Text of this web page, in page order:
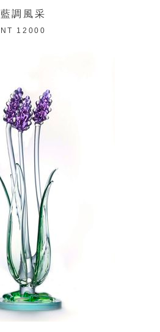
藍調風采
NT 12000